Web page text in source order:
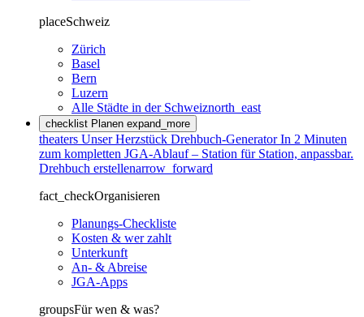
placeSchweiz
Zürich
Basel
Bern
Luzern
Alle Städte in der Schweiznorth_east
checklist Planen expand_more
theaters Unser Herzstück Drehbuch-Generator In 2 Minuten
zum kompletten JGA-Ablauf – Station für Station, anpassbar.
Drehbuch erstellenarrow_forward
fact_checkOrganisieren
Planungs-Checkliste
Kosten & wer zahlt
Unterkunft
An- & Abreise
JGA-Apps
groupsFür wen & was?